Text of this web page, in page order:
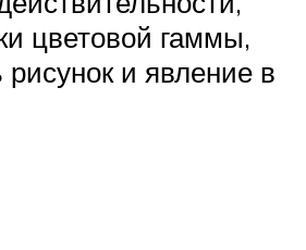
цветовой гаммы,
рисунок и явление в